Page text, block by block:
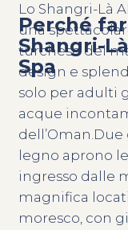
Perché
Shangri-
Spa
Lo Shangri-Là
una
turchese del
design e
solo per adulti
acque
legno aprono
ingresso dalle
magnifica
moresco, con